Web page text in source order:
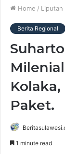
Home / Liputan
Berita Regional
Paket.
1 minute read